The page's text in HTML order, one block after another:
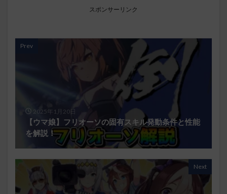
スポンサーリンク
Prev
2025年1月20日
【ウマ娘】フリオーソの固有スキル発動条件と性能
を解説！
Next